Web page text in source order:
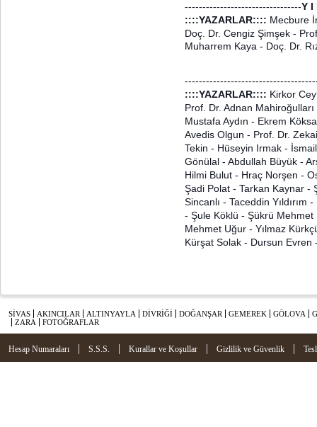
---------------------------------Y I
::::YAZARLAR:::: Mecbure
Doç. Dr. Cengiz Şimşek -
Muharrem Kaya - Doç. Dr.
::::YAZARLAR:::: Kirkor
Prof. Dr. Adnan
Mustafa Aydın - Ekrem
Avedis Olgun - Prof. Dr.
Tekin - Hüseyin Irmak -
Gönülal - Abdullah Büyük -
Hilmi Bulut - Hraç Norşen -
Şadi Polat - Tarkan Kaynar -
Sincanlı - Taceddin
- Şule Köklü - Şükrü
Mehmet Uğur - Yılmaz
Kürşat Solak - Dursun Evren
SİVAS AKINCILAR ALTINYAYLA DİVRİĞİ DOĞANŞAR GEMEREK GÖLOVA
ZARA
FOTOĞRAFLAR
Hesap Numaraları | S.S.S. | Kurallar ve Koşullar | Gizlilik ve Güvenlik |